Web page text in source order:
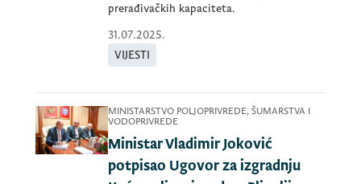
prerađivačkih kapaciteta.
31.07.2025.
VIJESTI
MINISTARSTVO POLJOPRIVREDE, ŠUMARSTVA I
VODOPRIVREDE
Ministar Vladimir Joković
potpisao Ugovor za izgradnju